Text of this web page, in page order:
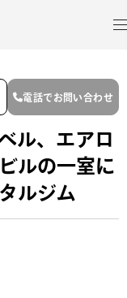
ル、エアロ
ルの一室に
ルジム
電話でお問い合わせ